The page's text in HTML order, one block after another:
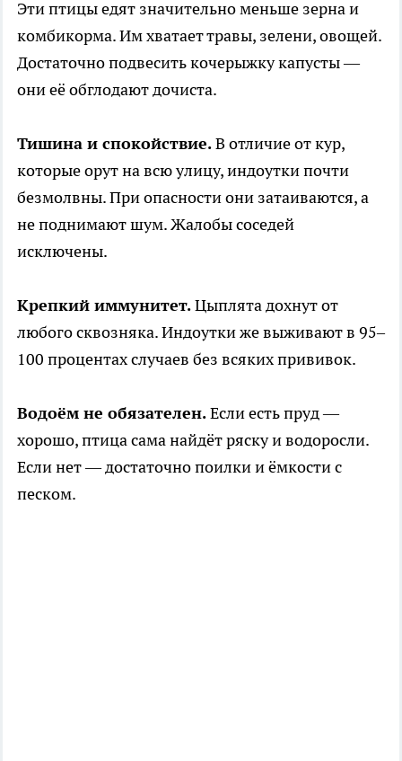
Эти птицы едят значительно меньше зерна и
комбикорма. Им хватает травы, зелени, овощей.
Достаточно подвесить кочерыжку капусты —
они её обглодают дочиста.
Тишина и спокойствие.В отличие от кур,
которые орут на всю улицу, индоутки почти
безмолвны. При опасности они затаиваются, а
не поднимают шум. Жалобы соседей
исключены.
Крепкий иммунитет.Цыплята дохнут от
любого сквозняка. Индоутки же выживают в 95–
100 процентах случаев без всяких прививок.
Водоём не обязателен.Если есть пруд —
хорошо, птица сама найдёт ряску и водоросли.
Если нет — достаточно поилки и ёмкости с
песком.